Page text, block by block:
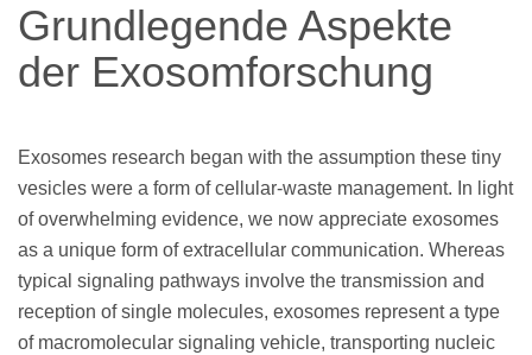
Grundlegende Aspekte
der Exosomforschung
Exosomes research began with the assumption these tiny
vesicles were a form of cellular-waste management. In light
of overwhelming evidence, we now appreciate exosomes
as a unique form of extracellular communication. Whereas
typical signaling pathways involve the transmission and
reception of single molecules, exosomes represent a type
of macromolecular signaling vehicle, transporting nucleic